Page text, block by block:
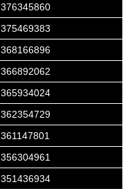
376345860
375469383
368166896
366892062
365934024
362354729
361147801
356304961
351436934